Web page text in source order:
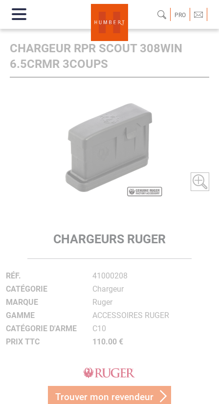
PRO
CHARGEUR RPR SCOUT 308WIN
6.5CRMR 3COUPS
CHARGEURS RUGER
RÉF.
41000208
CATÉGORIE
Chargeur
MARQUE
Ruger
GAMME
ACCESSOIRES RUGER
CATÉGORIE D'ARME
C10
PRIX TTC
110.00 €
Trouver mon revendeur